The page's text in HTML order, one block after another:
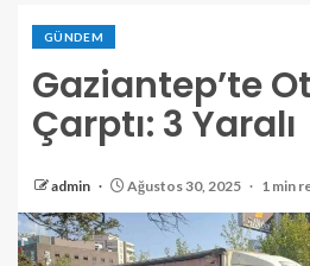
GÜNDEM
Gaziantep’te
Çarptı: 3 Yaralı
admin Ağustos 30, 2025 1 min